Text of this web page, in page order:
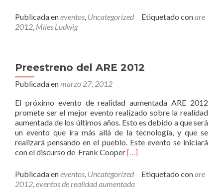
Ludwig
será
un
el
ARE
2012
Publicada eneventos, Uncategorized Etiquetado conare
2012, Miles Ludwig
Preestreno del ARE 2012
Publicada enmarzo 27, 2012
El próximo evento de realidad aumentada ARE 2012
promete ser el mejor evento realizado sobre la realidad
aumentada de los últimos años. Esto es debido a que será
un evento que ira más allá de la tecnología, y que se
realizará pensando en el pueblo. Este evento se iniciará
con el discurso de Frank CooperLeer
del
ARE
[…]
Publicada eneventos, Uncategorized Etiquetado conare
2012,eventos de realidad aumentada